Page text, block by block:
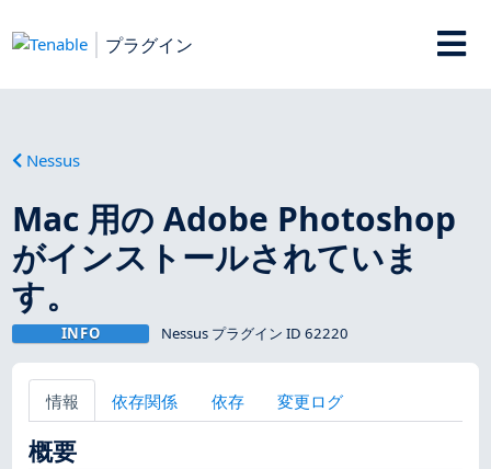
プラグイン
Nessus
Mac 用の Adobe Photoshop
がインストールされていま
す。
INFO Nessus プラグイン ID 62220
情報 依存関係 依存 変更ログ
概要